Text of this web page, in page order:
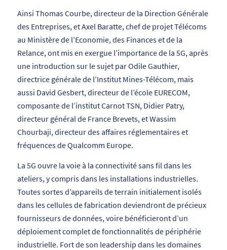
Ainsi Thomas Courbe, directeur de la Direction Générale
des Entreprises, et Axel Baratte, chef de projet Télécoms
au Ministère de l’Economie, des Finances et de la
Relance, ont mis en exergue l’importance de la 5G, après
une introduction sur le sujet par Odile Gauthier,
directrice générale de l’Institut Mines-Télécom, mais
aussi David Gesbert, directeur de l’école EURECOM,
composante de l’institut Carnot TSN, Didier Patry,
directeur général de France Brevets, et Wassim
Chourbaji, directeur des affaires réglementaires et
fréquences de Qualcomm Europe.
La 5G ouvre la voie à la connectivité sans fil dans les
ateliers, y compris dans les installations industrielles.
Toutes sortes d’appareils de terrain initialement isolés
dans les cellules de fabrication deviendront de précieux
fournisseurs de données, voire bénéficieront d’un
déploiement complet de fonctionnalités de périphérie
industrielle. Fort de son leadership dans les domaines